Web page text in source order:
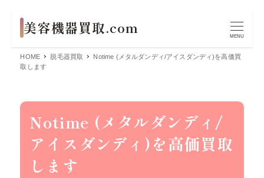
MENU
HOME 脱毛器買取
Notime (メタルダンディ/アイスダンディ)を高価買
取します
Notime (メタルダンディ/
アイスダンディ)を高価買取
します